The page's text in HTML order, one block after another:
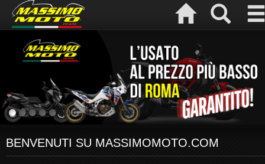
BENVENUTI SU MASSIMOMOTO.COM